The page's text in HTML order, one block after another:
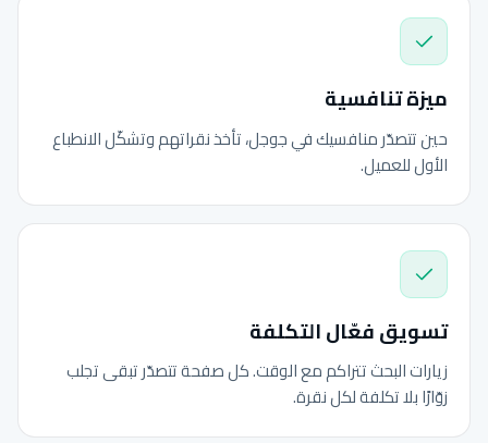
ميزة تنافسية
حين تتصدّر منافسيك في جوجل، تأخذ نقراتهم وتشكّل الانطباع
الأول للعميل.
تسويق فعّال التكلفة
زيارات البحث تتراكم مع الوقت. كل صفحة تتصدّر تبقى تجلب
زوّارًا بلا تكلفة لكل نقرة.